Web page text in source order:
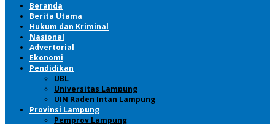
Beranda
Berita Utama
Hukum dan Kriminal
Nasional
Advertorial
Ekonomi
Pendidikan
UBL
Universitas Lampung
UIN Raden Intan Lampung
Provinsi Lampung
Pemprov Lampung